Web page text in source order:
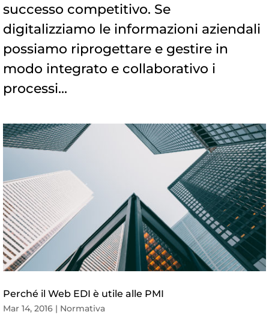
successo competitivo. Se
digitalizziamo le informazioni aziendali
possiamo riprogettare e gestire in
modo integrato e collaborativo i
processi...
Perché il Web EDI è utile alle PMI
Mar 14, 2016 | Normativa